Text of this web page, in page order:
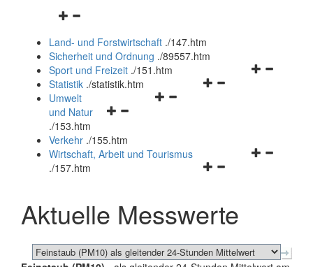
Navigationsmenü
und
schließen
Land- und Forstwirtschaft ./147.htm
Sicherheit und Ordnung ./89557.htm
Navigationsmenü
Sport und Freizeit ./151.htm
Navigationsmenü
Statistik ./statistik.htm
Navigationsmenü
und
schließen
Umwelt
und Natur
./153.htm
Verkehr ./155.htm
Navigationsmenü
schließen
Wirtschaft, Arbeit und Tourismus
./157.htm
Aktuelle Messwerte